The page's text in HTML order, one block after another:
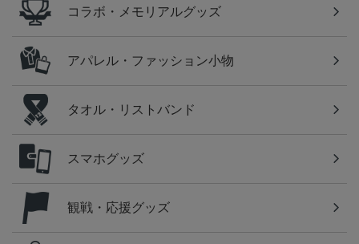
コラボ・メモリアルグッズ
アパレル・ファッション小物
タオル・リストバンド
スマホグッズ
観戦・応援グッズ